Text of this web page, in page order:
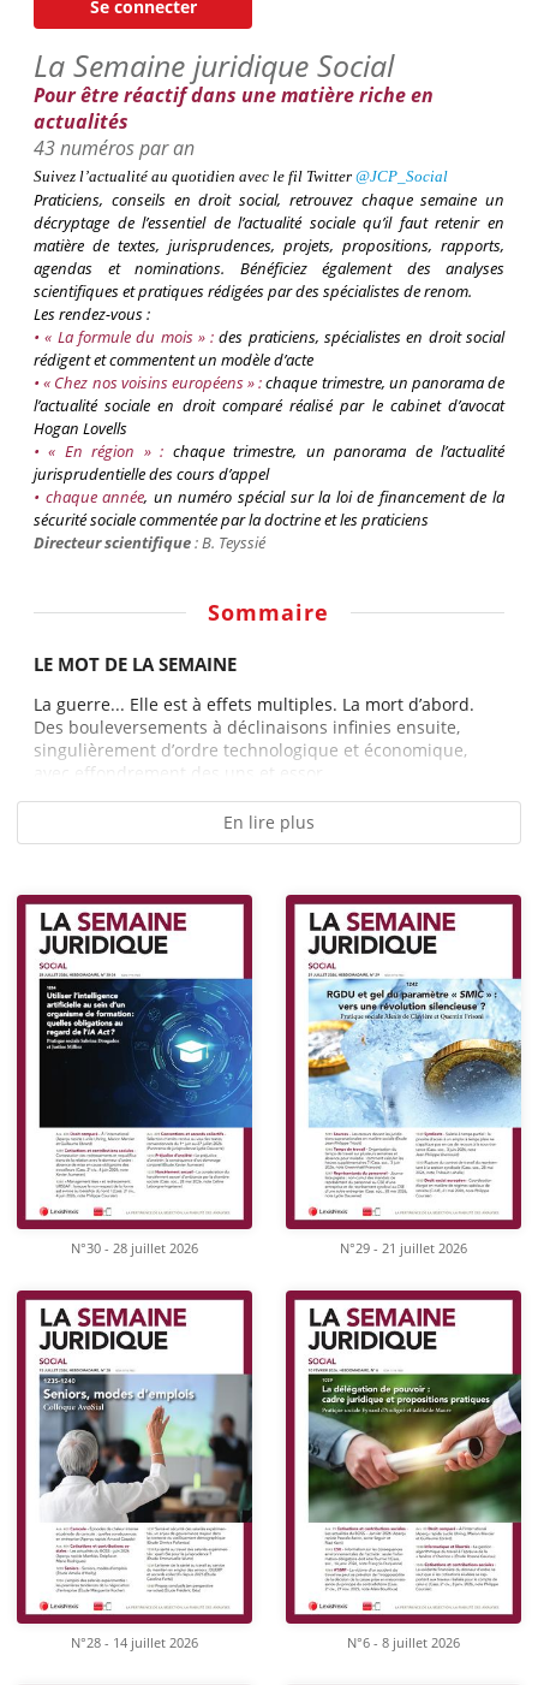
Se connecter
La Semaine juridique Social
Pour être réactif dans une matière riche en
actualités
43 numéros par an
Suivez l’actualité au quotidien avec le fil Twitter @JCP_Social
Praticiens, conseils en droit social, retrouvez chaque semaine un
décryptage de l’essentiel de l’actualité sociale qu’il faut retenir en
matière de textes, jurisprudences, projets, propositions, rapports,
agendas et nominations. Bénéficiez également des analyses
scientifiques et pratiques rédigées par des spécialistes de renom.
Les rendez-vous :
• « La formule du mois » :des praticiens, spécialistes en droit social
rédigent et commentent un modèle d’acte
• « Chez nos voisins européens » :chaque trimestre, un panorama de
l’actualité sociale en droit comparé réalisé par le cabinet d’avocat
Hogan Lovells
• « En région » : chaque trimestre, un panorama de l’actualité
jurisprudentielle des cours d’appel
• chaqueannée, un numéro spécial sur la loi de financement de la
sécurité sociale commentée par la doctrine et les praticiens
Directeur scientifique: B. Teyssié
Sommaire
LE MOT DE LA SEMAINE
La guerre... Elle est à effets multiples. La mort d’abord.
Des bouleversements à déclinaisons infinies ensuite,
singulièrement d’ordre technologique et économique,
avec effondrement des uns et essor...
En lire plus
N°30 - 28 juillet 2026 N°29 - 21 juillet 2026
N°28 - 14 juillet 2026 N°6 - 8 juillet 2026